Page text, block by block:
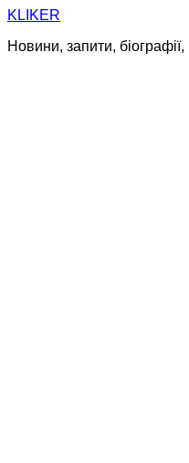
Skip
content
KLIKER
Новини, запити, біографії,